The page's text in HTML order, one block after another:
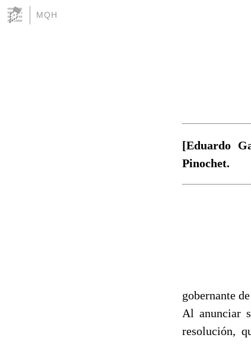
MQH
[Eduardo
Pinochet.
gobernante
Al anunciar
resolución,